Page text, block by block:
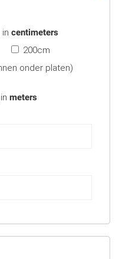
centimeters
200cm
onder platen)
meters